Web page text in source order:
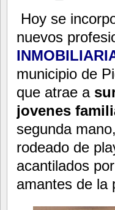
Hoy se
nuevos
municipio de
que atrae a
jovenes
segunda
rodeado de
acantilados
amantes de la